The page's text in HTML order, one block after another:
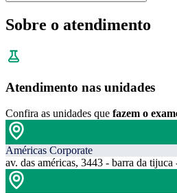
Sobre o atendimento
Atendimento nas unidades
Confira as unidades que fazem o
Américas Corporate
av. das américas, 3443 - barra da tijuca